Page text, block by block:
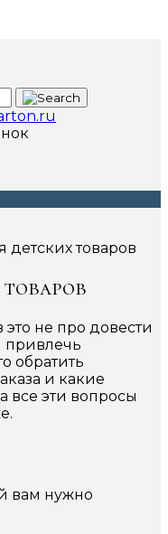
детских товаров
это не про довести
привлечь
обратить
и какие
все эти вопросы
вам нужно